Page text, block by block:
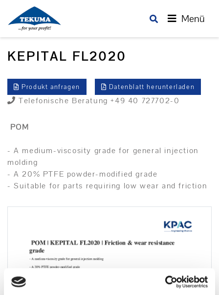
Menü
KEPITAL FL2020
Produkt anfragen Datenblatt herunterladen
Telefonische Beratung +49 40 727702-0
POM
- A medium-viscosity grade for general injection
molding
- A 20% PTFE powder-modified grade
- Suitable for parts requiring low wear and friction